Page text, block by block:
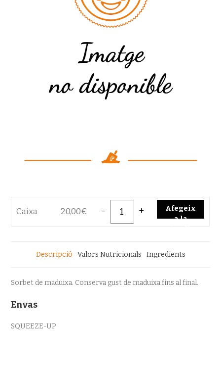
Caixa 20,00€
Afegeix
a la
Descripció Valors Nutricionals Ingredients
Sorbet de maduixa. Conserva gust de maduixa fins al final.
Envas
SQUEEZE-UP